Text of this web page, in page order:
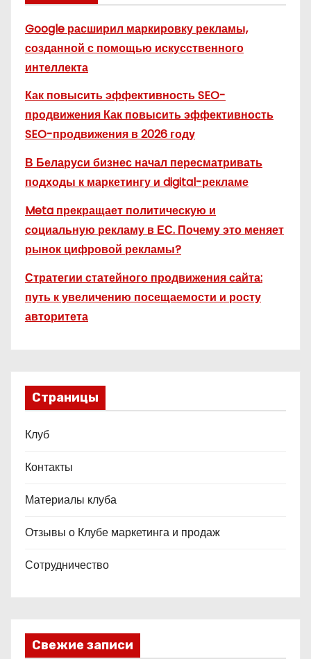
Google расширил маркировку рекламы,
созданной с помощью искусственного
интеллекта
Как повысить эффективность SEO-
продвижения Как повысить эффективность
SEO-продвижения в 2026 году
В Беларуси бизнес начал пересматривать
подходы к маркетингу и digital-рекламе
Meta прекращает политическую и
социальную рекламу в ЕС. Почему это меняет
рынок цифровой рекламы?
Стратегии статейного продвижения сайта:
путь к увеличению посещаемости и росту
авторитета
Страницы
Клуб
Контакты
Материалы клуба
Отзывы о Клубе маркетинга и продаж
Сотрудничество
Свежие записи